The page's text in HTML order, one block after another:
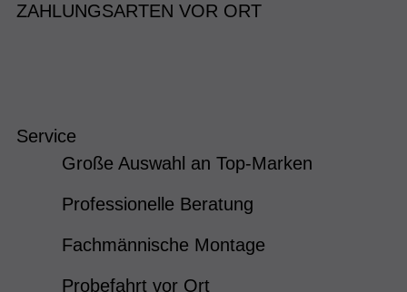
ZAHLUNGSARTEN VOR ORT
Service
Große Auswahl an Top-Marken
Professionelle Beratung
Fachmännische Montage
Probefahrt vor Ort